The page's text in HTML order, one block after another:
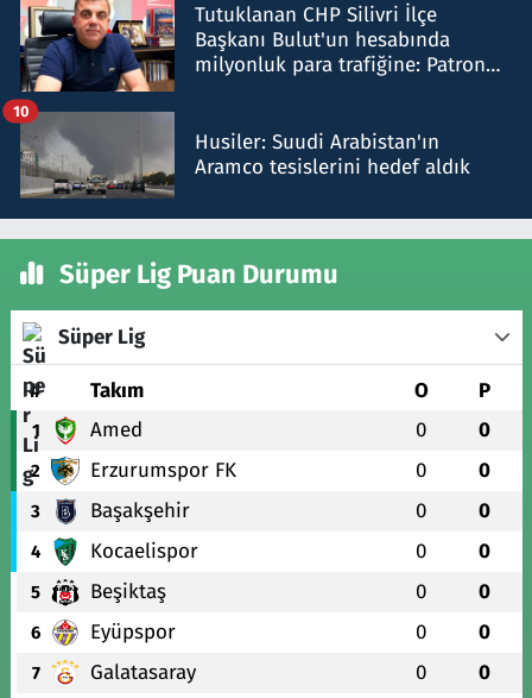
Tutuklanan CHP Silivri İlçe
Başkanı Bulut'un hesabında
milyonluk para trafiğine: Patron
Husiler: Suudi Arabistan'ın
Aramco tesislerini hedef aldık
10
Süper Lig Puan Durumu
Süper Lig
# Takım O P
1 Amed 0 0
2 Erzurumspor FK 0 0
3 Başakşehir 0 0
4 Kocaelispor 0 0
5 Beşiktaş 0 0
6 Eyüpspor 0 0
7 Galatasaray 0 0